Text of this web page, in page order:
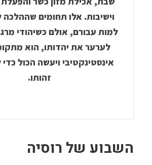
וישיבות. אלו תחומים
למות עבורם, אולם כשיהודי
לערער את יהדותו, הוא
אינסטינקטיבי ויעשה הכול
זהותו.
השבוע של רוסיה